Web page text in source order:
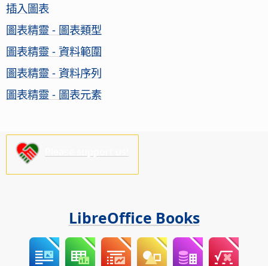
插入圖表
圖表精靈 - 圖表類型
圖表精靈 - 資料範圍
圖表精靈 - 資料序列
圖表精靈 - 圖表元素
LibreOffice Books